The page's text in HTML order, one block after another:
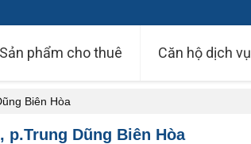
Sản phẩm cho thuê Căn hộ dịch vụ
Biên Hòa
p.Trung Dũng Biên Hòa